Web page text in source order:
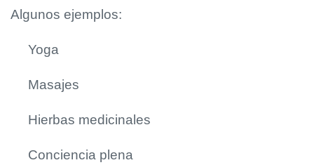
Algunos ejemplos:
Yoga
Masajes
Hierbas medicinales
Conciencia plena